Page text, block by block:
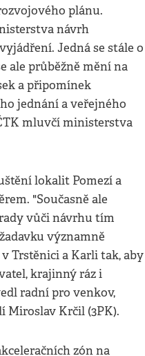
plánu.
návrh
Jedná se stále o
ale průběžně mění na
a připomínek
jednání a veřejného
mluvčí ministerstva
lokalit Pomezí a
"Současně ale
vůči návrhu tím
významně
Trstěnici a Karli tak, aby
krajinný ráz i
radní pro venkov,
Miroslav Krčil (3PK).
zón na